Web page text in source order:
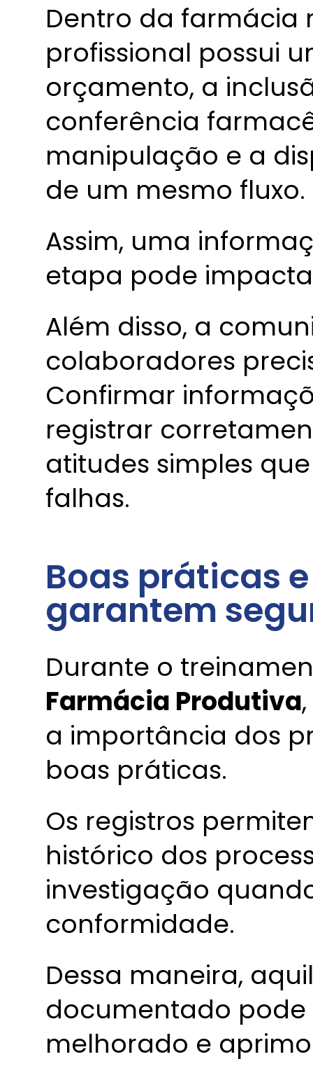
Dentro da farmácia
profissional possui
orçamento, a
conferência
manipulação e a
de um mesmo fluxo.
Assim, uma
etapa pode
Além disso, a
colaboradores
Confirmar
registrar
atitudes simples
falhas.
Boas práticas
garantem
Durante o
Farmácia Produtiva
a importância dos
boas práticas.
Os registros
histórico dos
investigação
conformidade.
Dessa maneira,
documentado pode
melhorado e